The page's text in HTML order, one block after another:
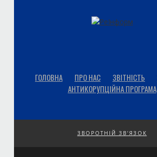
ГОЛОВНА ПРО НАС ЗВІТНІСТЬ
АНТИКОРУПЦІЙНА ПРОГРАМА
ЗВОРОТНІЙ ЗВ'ЯЗОК